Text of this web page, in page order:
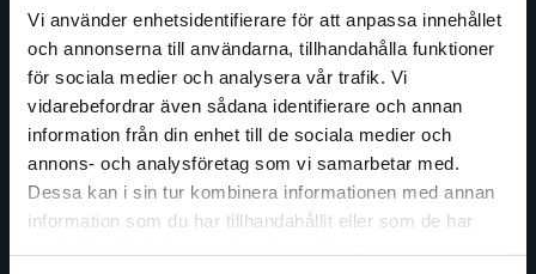
Vi använder enhetsidentifierare för att anpassa innehållet
och annonserna till användarna, tillhandahålla funktioner
för sociala medier och analysera vår trafik. Vi
vidarebefordrar även sådana identifierare och annan
information från din enhet till de sociala medier och
annons- och analysföretag som vi samarbetar med.
Dessa kan i sin tur kombinera informationen med annan
information som du har tillhandahållit eller som de har
Begränsad fraktregion
Det verkar som att du besöker
studentlitteratur.se via en enhet utanför Sverige.
Kontakta oss
Kontakta oss
046-31 20 00
Postadress:
Box 141
221 00 Lund